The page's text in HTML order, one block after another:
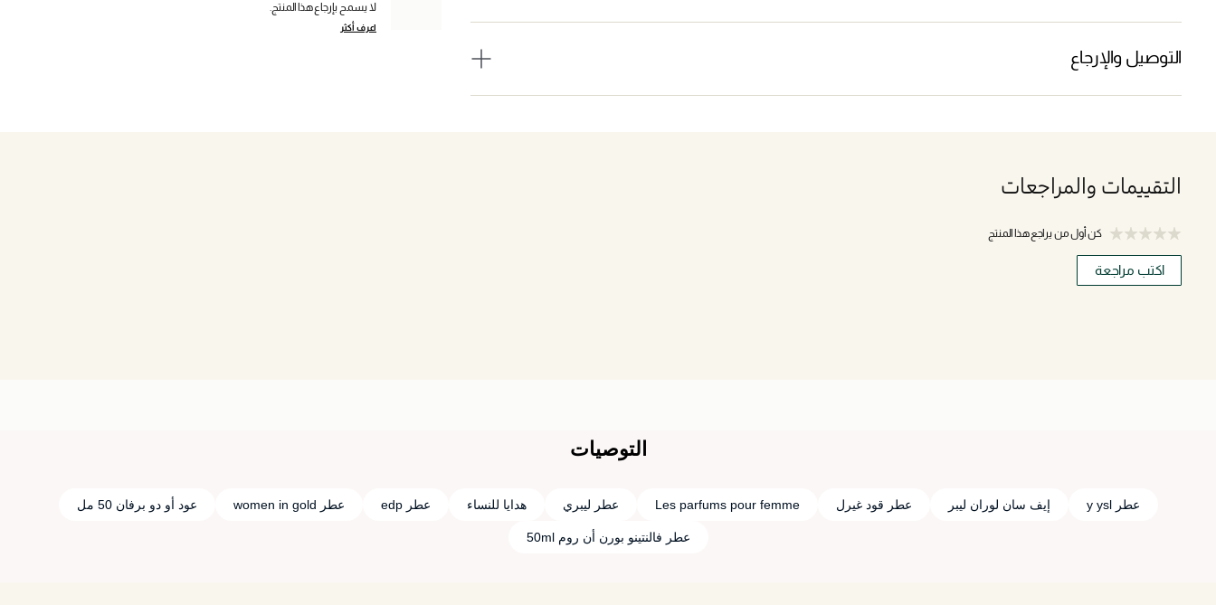
التوصيل والإرجاع
لا يسمح بإرجاع هذا المنتج.
اعرف أكثر
التقييمات والمراجعات
كن أول من يراجع هذا المنتج
اكتب مراجعة
التوصيات
عطر y ysl إيف سان لوران ليبر عطر قود غيرل Les parfums pour femme عطر ليبري هدايا للنساء عطر edp عطر women in gold عود أو دو برفان 50 مل
عطر فالنتينو بورن أن روم 50ml